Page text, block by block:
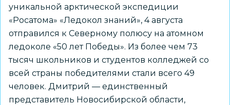
уникальной арктической экспедиции
«Росатома» «Ледокол знаний», 4 августа
отправился к Северному полюсу на атомном
ледоколе «50 лет Победы». Из более чем 73
тысяч школьников и студентов колледжей со
всей страны победителями стали всего 49
человек. Дмитрий — единственный
представитель Новосибирской области,